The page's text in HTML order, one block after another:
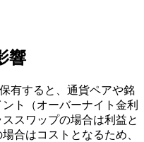
響
有すると、通貨ペアや銘
ト（オーバーナイト金利
スワップの場合は利益と
合はコストとなるため、